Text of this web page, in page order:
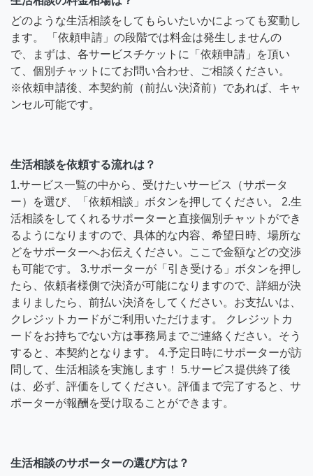
どのような生活相談をしてもらいたいかによっても変動し
ます。 「依頼申請」の段階では料金は発生しませんの
で、まずは、各サービスチケットに「依頼申請」を頂い
て、個別チャットにてお問い合わせ、ご相談ください。
※依頼申請後、本契約前（前払い決済前）であれば、キャ
ンセル可能です。
生活相談を依頼する流れは？
1.サービス一覧の中から、受けたいサービス（サポータ
ー）を選び、「依頼相談」ボタンを押してください。 2.生
活相談をしてくれるサポーターと直接個別チャットができ
るようになりますので、具体的な内容、希望日時、場所な
どをサポーターへお伝えください。ここで金額などの交渉
も可能です。 3.サポーターが「引き受ける」ボタンを押し
たら、依頼者様側で決済が可能になりますので、詳細が決
まりましたら、前払い決済をしてください。お支払いは、
クレジットカードがご利用いただけます。 クレジットカ
ードをお持ちでない方は事務局までご連絡ください。そう
すると、本契約となります。 4.予定日時にサポーターが訪
問して、生活相談を実施します！ 5.サービス提供終了後
は、必ず、評価をしてください。評価まで完了すると、サ
ポーターが報酬を受け取ることができます。
生活相談のサポーターの選び方は？